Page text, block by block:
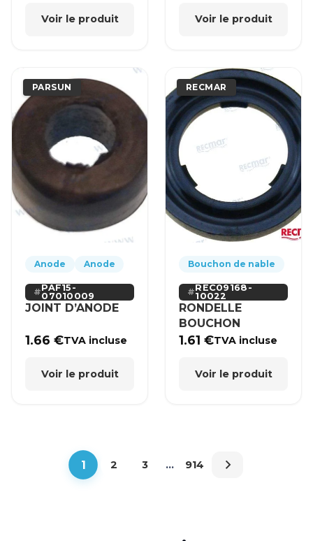
Voir le produit Voir le produit
PARSUN
Anode Anode
PAF15-
07010009
JOINT D’ANODE
1.66€TVA incluse
Voir le produit
RECMAR
Bouchon de nable
REC09168-
10022
RONDELLE
BOUCHON
1.61€TVA incluse
Voir le produit
1 2 3 … 914